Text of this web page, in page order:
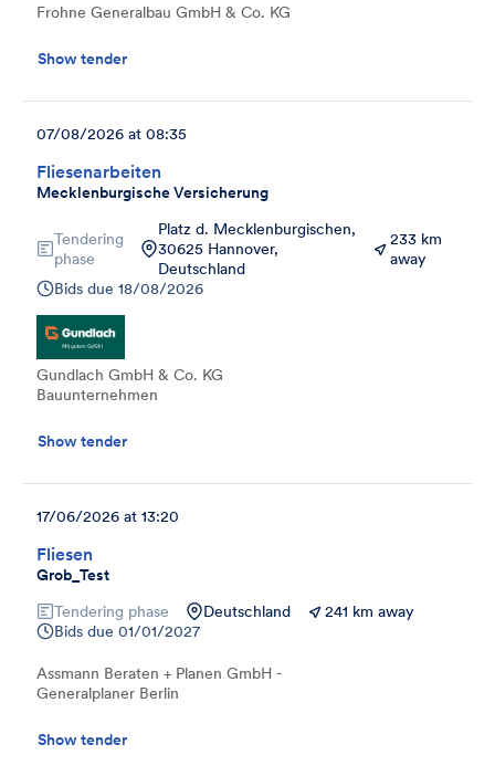
Frohne Generalbau GmbH & Co. KG
Show tender
Fliesenarbeiten
Mecklenburgische Versicherung
07/08/2026 at 08:35
Tendering
phase
Platz d. Mecklenburgischen,
30625 Hannover,
Deutschland
233 km
away
Bids due 18/08/2026
Gundlach GmbH & Co. KG
Bauunternehmen
Show tender
Fliesen
Grob_Test
17/06/2026 at 13:20
Tendering phase Deutschland
241 km away
Bids due 01/01/2027
Assmann Beraten + Planen GmbH -
Generalplaner Berlin
Show tender